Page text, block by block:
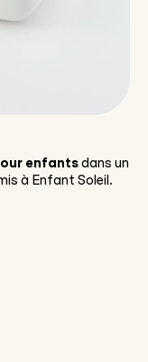
enfantsdans un
à Enfant Soleil.